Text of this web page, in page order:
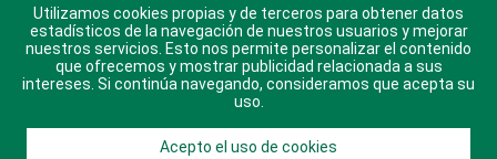
Escuchando al corazón
Economía Personal
Descarga nuestras aplicaciones para Android, iOS y
sistema Huawei.
Utilizamos cookies propias y de terceros para obtener datos
estadísticos de la navegación de nuestros usuarios y mejorar
nuestros servicios. Esto nos permite personalizar el contenido
que ofrecemos y mostrar publicidad relacionada a sus
intereses. Si continúa navegando, consideramos que acepta su
uso.
Acepto el uso de cookies